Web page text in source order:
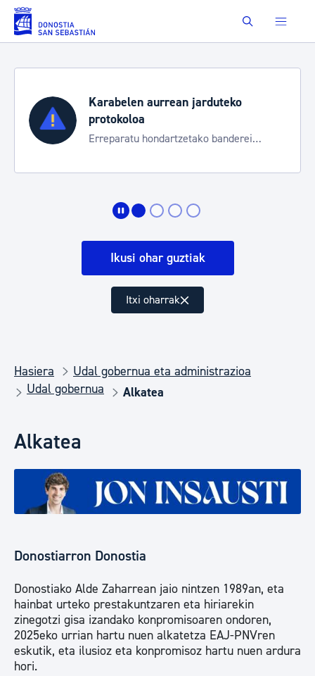
Eduki nagusira joan Buscar
Karabelen aurrean jarduteko
protokoloa
Erreparatu hondartzetako banderei
Ikusi ohar guztiak
Itxi oharrak
Hasiera
Udal gobernua eta administrazioa
Udal gobernua
Alkatea
Alkatea
Donostiarron Donostia
Donostiako Alde Zaharrean jaio nintzen 1989an, eta
hainbat urteko prestakuntzaren eta hiriarekin
zinegotzi gisa izandako konpromisoaren ondoren,
2025eko urrian hartu nuen alkatetza EAJ-PNVren
eskutik, eta ilusioz eta konpromisoz hartu nuen ardura
hori.